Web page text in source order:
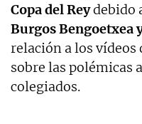
Copa del Reydebido
Burgos Bengoetxea
relación a los vídeos
sobre las polémicas
colegiados.